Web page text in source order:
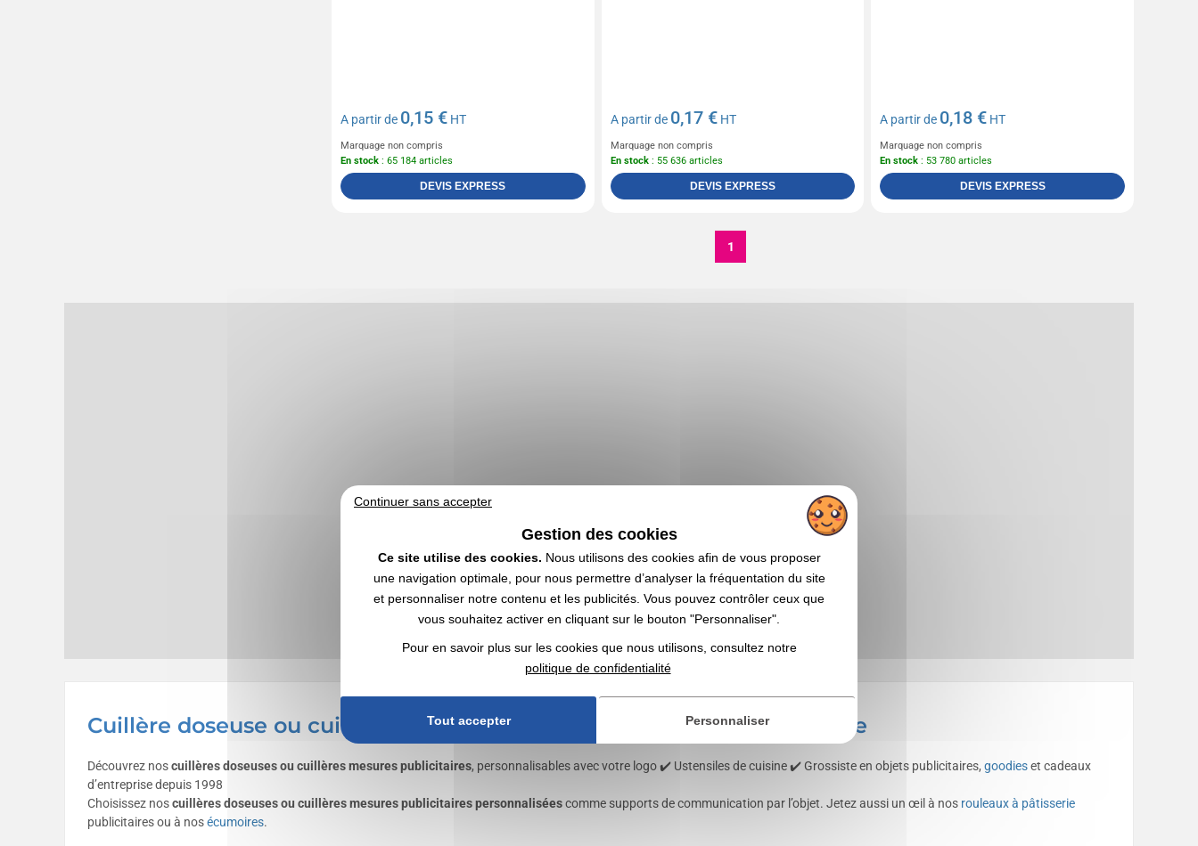
Cuillère doseuse ou cuillère mesure personnalisée avec logo | Grossiste
Découvrez noscuillères doseuses ou cuillères mesures publicitaires, personnalisables avec votre logo ✔️ Ustensiles de cuisine ✔️ Grossiste en objets publicitaires, goodieset cadeaux
d’entreprise depuis 1998
Choisissez noscuillères doseuses ou cuillères mesures publicitaires personnaliséescomme supports de communication par l’objet. Jetez aussi un œil à nos rouleaux à pâtisserie
publicitaires ou à nosécumoires.
A partir de 0,15 € HT
Marquage non compris
En stock : 65 184 articles
DEVIS EXPRESS
A partir de 0,17 €HT
Marquage non compris
En stock: 55 636 articles
DEVIS EXPRESS
A partir de 0,18 € HT
Marquage non compris
En stock : 53 780 articles
DEVIS EXPRESS
1
Continuer sans accepter
Gestion des cookies
Ce site utilise des cookies. Nous utilisons des cookies afin de vous proposer
une navigation optimale, pour nous permettre d’analyser la fréquentation du site
et personnaliser notre contenu et les publicités. Vous pouvez contrôler ceux que
vous souhaitez activer en cliquant sur le bouton "Personnaliser".
Pour en savoir plus sur les cookies que nous utilisons, consultez notre
politique de confidentialité
Tout accepter Personnaliser